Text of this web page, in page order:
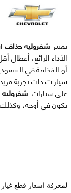
يعتبر شفروليه حذاف
الأداء الرائع،
أو الفخامة في
سيارات ذات تجربة
على سيارات شفروليه
يكون في أوجه،
لمعرفة اسعار قطع غيار